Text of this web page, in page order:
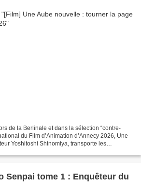
de la Berlinale et dans la sélection “contre-
du Film d’Animation d’Annecy 2026, Une
Yoshitoshi Shinomiya, transporte les
Senpai tome 1 : Enquêteur du